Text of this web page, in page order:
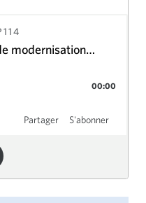
114
modernisation
00:00
Partager S'abonner